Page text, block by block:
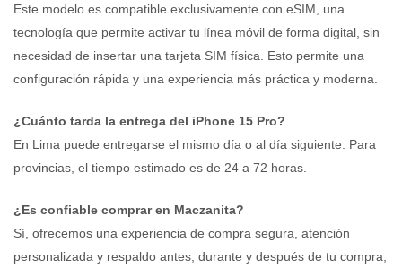
Este modelo es compatible exclusivamente con eSIM, una
tecnología que permite activar tu línea móvil de forma digital, sin
necesidad de insertar una tarjeta SIM física. Esto permite una
configuración rápida y una experiencia más práctica y moderna.
¿Cuánto tarda la entrega del iPhone 15 Pro?
En Lima puede entregarse el mismo día o al día siguiente. Para
provincias, el tiempo estimado es de 24 a 72 horas.
¿Es confiable comprar en Maczanita?
Sí, ofrecemos una experiencia de compra segura, atención
personalizada y respaldo antes, durante y después de tu compra,